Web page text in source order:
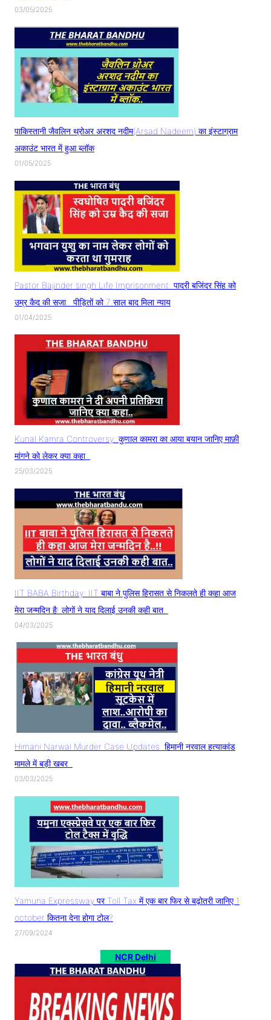
03/05/2025
पाकिस्तानी जैवलिन थ्रोअर अरशद नदीम(Arsad Nadeem) का इंस्टाग्राम
अकाउंट भारत में हुआ ब्लॉक
01/05/2025
Pastor Bajinder singh Life Imprisonment: पादरी बजिंदर सिंह को
उम्र कैद की सजा.. पीड़ितों को 7 साल बाद मिला न्याय
01/04/2025
Kunal Kamra Controversy: कुणाल कामरा का आया बयान जानिए माफ़ी
मांगने को लेकर क्या कहा..
25/03/2025
IIT BABA Birthday: IIT बाबा ने पुलिस हिरासत से निकलते ही कहा आज
मेरा जन्मदिन है! लोगों ने याद दिलाई उनकी कही बात..
04/03/2025
Himani Narwal Murder Case Updates: हिमानी नरवाल हत्याकांड
मामले में बड़ी खबर..
03/03/2025
Yamuna Expressway पर Toll Tax में एक बार फिर से बढ़ोतरी जानिए 1
october कितना देना होगा टोल?
27/09/2024
NCR Delhi